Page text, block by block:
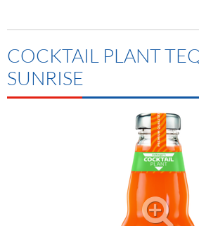
Kontakt
Neuigkeiten
Termine
Sirup
Spirituosen
Alkoholfreie Getränke
Kommisionskauf &
Fremddienstleistungen
COCKTAIL PLANT
SUNRISE